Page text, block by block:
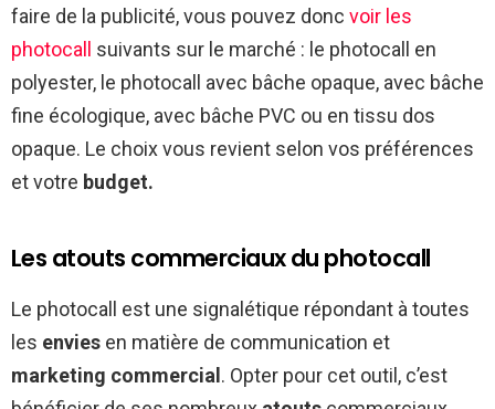
faire de la publicité, vous pouvez donc voir les
photocall
suivants sur le marché : le photocall en
polyester, le photocall avec bâche opaque, avec bâche
fine écologique, avec bâche PVC ou en tissu dos
opaque. Le choix vous revient selon vos préférences
et votre budget.
Les atouts commerciaux du photocall
Le photocall est une signalétique répondant à toutes
les envies en matière de communication et
marketing commercial . Opter pour cet outil, c’est